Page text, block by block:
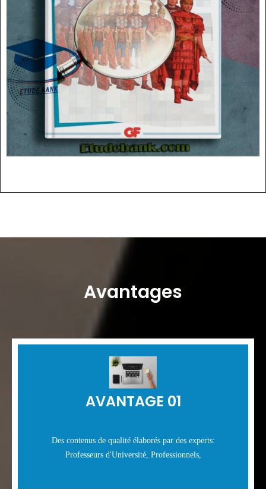
Avantages
AVANTAGE 01
Des contenus de qualité élaborés par des experts:
Professeurs d'Université, Professionnels,